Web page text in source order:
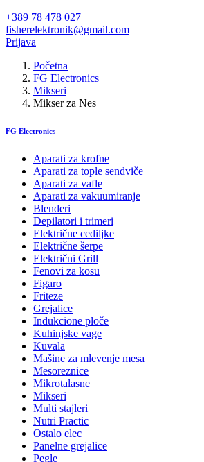
+389 78 478 027
fisherelektronik@gmail.com
Prijava
Početna
FG Electronics
Mikseri
Mikser za Nes
FG Electronics
Aparati za krofne
Aparati za tople sendviče
Aparati za vafle
Aparati za vakuumiranje
Blenderi
Depilatori i trimeri
Električne cediljke
Električne šerpe
Električni Grill
Fenovi za kosu
Figaro
Friteze
Grejalice
Indukcione ploče
Kuhinjske vage
Kuvala
Mašine za mlevenje mesa
Mesoreznice
Mikrotalasne
Mikseri
Multi stajleri
Nutri Practic
Ostalo elec
Panelne grejalice
Pegle